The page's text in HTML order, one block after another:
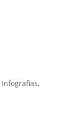
Infografias,